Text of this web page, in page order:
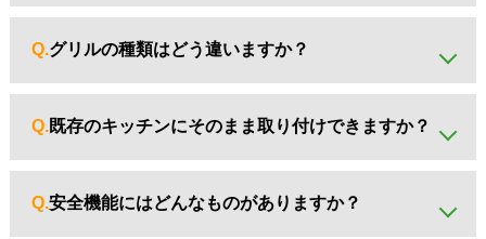
A.はい。 ガラストップはお手入れしやすく高級感あり。ホ
ーローやステンレスはコスト重視に向いています。
Q.グリルの種類はどう違いますか？
A.「水なし片面焼き」「両面焼き」「オートグリル」など
種類があります。 調理の効率や仕上がりに違いが出ます。
Q.既存のキッチンにそのまま取り付けできますか？
A.多くの場合は可能ですが、 開口寸法やガス種が合わない
と設置できません。必ず事前にサイズをご確認ください。
Q.安全機能にはどんなものがありますか？